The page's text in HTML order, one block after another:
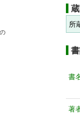
所
書
著